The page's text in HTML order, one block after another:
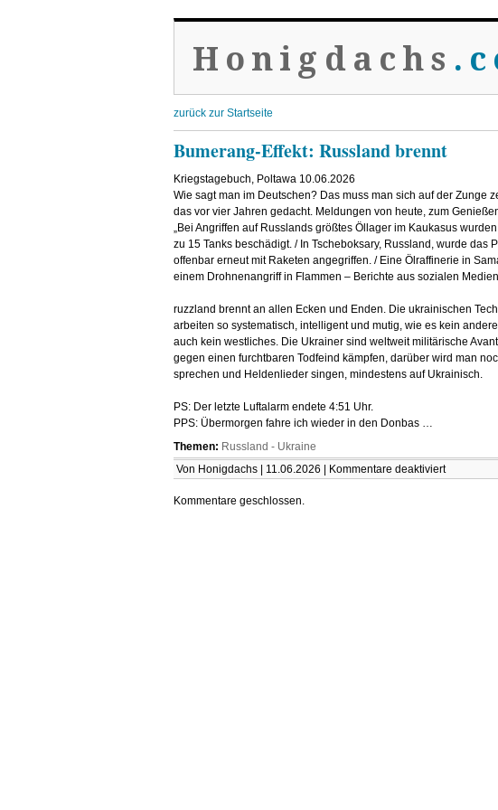
Honigdachs
zurück zur Startseite
Bumerang-Effekt: Russland brennt
Kriegstagebuch, Poltawa 10.06.2026
Wie sagt man im Deutschen? Das muss man sich auf der Zunge
das vor vier Jahren gedacht. Meldungen von heute, zum
„Bei Angriffen auf Russlands größtes Öllager im Kaukasus
zu 15 Tanks beschädigt. / In Tscheboksary, Russland, wurde das
offenbar erneut mit Raketen angegriffen. / Eine Ölraffinerie in
einem Drohnenangriff in Flammen – Berichte aus sozialen
ruzzland brennt an allen Ecken und Enden. Die ukrainischen
arbeiten so systematisch, intelligent und mutig, wie es kein
auch kein westliches. Die Ukrainer sind weltweit militärische
gegen einen furchtbaren Todfeind kämpfen, darüber wird man
sprechen und Heldenlieder singen, mindestens auf Ukrainisch.
PS: Der letzte Luftalarm endete 4:51 Uhr.
PPS: Übermorgen fahre ich wieder in den Donbas …
Themen: Russland - Ukraine
Von Honigdachs | 11.06.2026 |
Kommentare deaktiviertfür
Kommentare geschlossen.